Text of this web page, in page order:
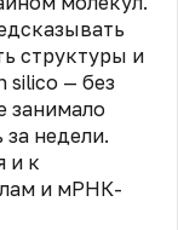
структуры и
silico — без
занимало
недели.
и к
и мРНК-